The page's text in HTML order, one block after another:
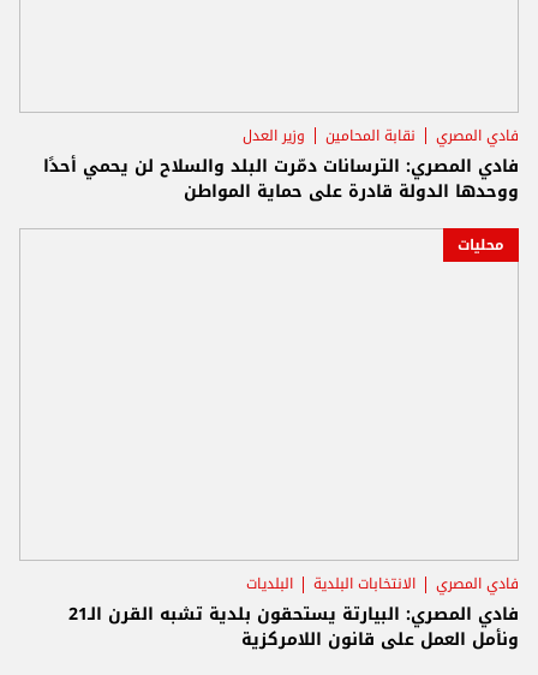
فادي المصري نقابة المحامين وزير العدل
فادي المصري: الترسانات دمّرت البلد والسلاح لن يحمي أحدًا
ووحدها الدولة قادرة على حماية المواطن
محليات
فادي المصري الانتخابات البلدية البلديات
فادي المصري: البيارتة يستحقون بلدية تشبه القرن الـ21
ونأمل العمل على قانون اللامركزية